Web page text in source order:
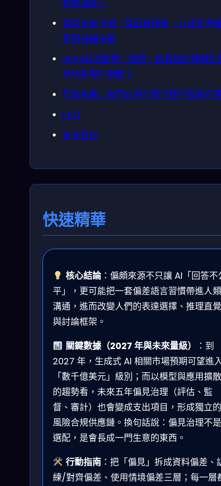
式的偏移？
偏見怎麼滲透：從回答風格、到社會溝
再到機構決策
2026該怎麼做：透明、負責任訓練與監
落地到哪些環節？
行動指南：你可以用什麼流程把風險抓
FAQ
參考資料
快速精華
核心結論：偏頗來源不只讓 AI「回答不
平」，更可能把一套偏差語言習慣帶進人類
溝通，進而改變人們的表達選擇、推理直覺
與討論框架。
關鍵數據（2027 年與未來量級）
：到
2027 年，生成式 AI 相關市場預期可望進
「數千億美元」級別；而以模型與應用擴散
的趨勢看，未來五年偏見治理（評估、監
督、審計）也會變成支出項目，形成獨立的
風險合規供應鏈。換句話說：偏見治理不是
選配，是會長成一門生意的東西。
行動指南：把「偏見」拆成資料偏差、
練/對齊偏差、使用情境偏差三層；每一層